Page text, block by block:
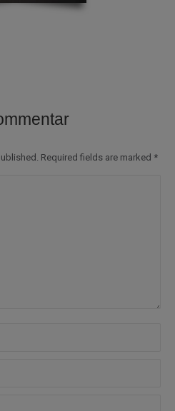
Required fields are marked *